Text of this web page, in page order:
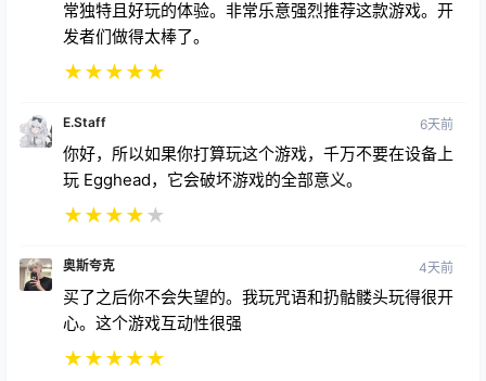
这项体验位列我最推荐的五大元任务之一。画面精美，
沉浸感十足，互动性极强。对于从未体验过VR的人来
说，这是一个绝佳的选择。游戏内容丰富，你可以自由
骷髅头造型非常搞笑，开发者们也非常敬业，投入了大
量精力，已经发布了许多免费内容更新，未来还会推出
更多内容。无论你的年龄或游戏水平如何，你都会喜欢
常独特且好玩的体验。非常乐意强烈推荐这款游戏。开
★★★★★
你好，所以如果你打算玩这个游戏，千万不要在设备上